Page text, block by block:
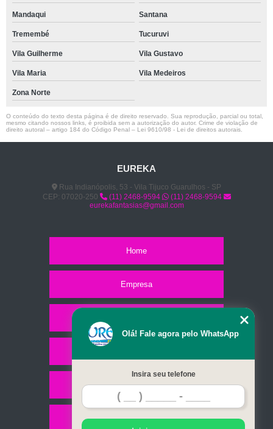
Mandaqui Santana
Tremembé Tucuruvi
Vila Guilherme Vila Gustavo
Vila Maria Vila Medeiros
Zona Norte
O conteúdo do texto desta página é de direito reservado. Sua reprodução, parcial ou total,
mesmo citando nossos links, é proibida sem a autorização do autor. Crime de violação de
direito autoral – artigo 184 do Código Penal – Lei 9610/98 - Lei de direitos autorais
EUREKA
Rua Indianópolis, 53 - Vila Tijuco Guarulhos - SP
CEP: 07020-250
(11) 2468-9594
(11) 2468-9594
eurekafantasias@gmail.com
Home
Empresa
Contato
Mapa do site
Olá! Fale agora pelo WhatsApp
Insira seu telefone